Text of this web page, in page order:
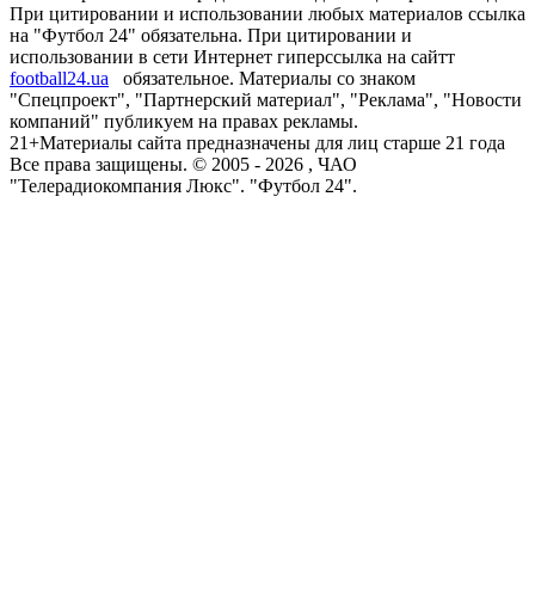
При цитировании и использовании любых материалов ссылка
на "Футбол 24" обязательна. При цитировании и
использовании в сети Интернет гиперссылка на сайтт
football24.ua
обязательное. Материалы со знаком
"Спецпроект", "Партнерский материал", "Реклама", "Новости
компаний" публикуем на правах рекламы.
21+Материалы сайта предназначены для лиц старше 21 года
Все права защищены. © 2005 - 2026 , ЧАО
"Телерадиокомпания Люкс". "Футбол 24".